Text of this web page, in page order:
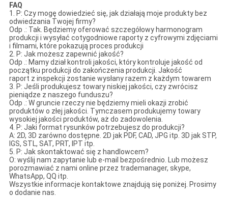
FAQ
1. P: Czy mogę dowiedzieć się, jak działają moje produkty bez
odwiedzania Twojej firmy?
Odp .: Tak. Będziemy oferować szczegółowy harmonogram
produkcji i wysyłać cotygodniowe raporty z cyfrowymi zdjęciami
i filmami, które pokazują proces produkcji
2. P: Jak możesz zapewnić jakość?
Odp .: Mamy dział kontroli jakości, który kontroluje jakość od
początku produkcji do zakończenia produkcji. Jakość
raport z inspekcji zostanie wysłany razem z każdym towarem
3. P: Jeśli produkujesz towary niskiej jakości, czy zwrócisz
pieniądze z naszego funduszu?
Odp .: W gruncie rzeczy nie będziemy mieli okazji zrobić
produktów o złej jakości. Tymczasem produkujemy towary
wysokiej jakości produktów, aż do zadowolenia.
4. P: Jaki format rysunków potrzebujesz do produkcji?
A: 2D, 3D zarówno dostępne. 2D jak PDF, CAD, JPG itp. 3D jak STP,
IGS, STL, SAT, PRT, IPT itp.
5. P: Jak skontaktować się z handlowcem?
O: wyślij nam zapytanie lub e-mail bezpośrednio. Lub możesz
porozmawiać z nami online przez trademanager, skype,
WhatsApp, QQ itp.
Wszystkie informacje kontaktowe znajdują się poniżej. Prosimy
o dodanie nas.